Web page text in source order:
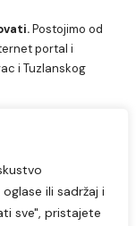
ili sadržaj i
sve", pristajete
Postojimo od
portal i
i Tuzlanskog
Sport